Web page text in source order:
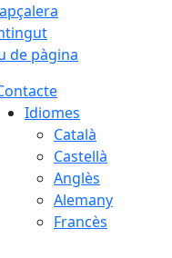
de pàgina
Idiomes
Català
Castellà
Anglès
Alemany
Francès